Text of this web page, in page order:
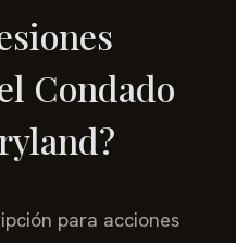
Condado
para acciones